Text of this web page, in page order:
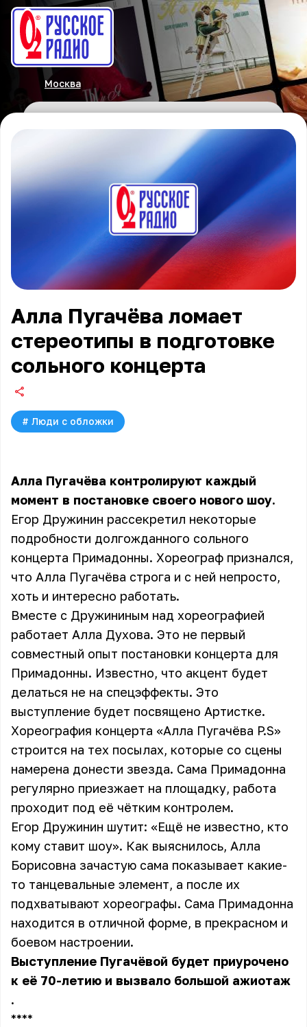
Москва
Алла Пугачёва ломает
стереотипы в подготовке
сольного концерта
# Люди с обложки
Алла Пугачёва контролируют каждый
момент в постановке своего нового шоу.
Егор Дружинин рассекретил некоторые
подробности долгожданного сольного
концерта Примадонны. Хореограф признался,
что Алла Пугачёва строга и с ней непросто,
хоть и интересно работать.
Вместе с Дружининым над хореографией
работает Алла Духова. Это не первый
совместный опыт постановки концерта для
Примадонны. Известно, что акцент будет
делаться не на спецэффекты. Это
выступление будет посвящено Артистке.
Хореография концерта «Алла Пугачёва P.S»
строится на тех посылах, которые со сцены
намерена донести звезда. Сама Примадонна
регулярно приезжает на площадку, работа
проходит под её чётким контролем.
Егор Дружинин шутит: «Ещё не известно, кто
кому ставит шоу». Как выяснилось, Алла
Борисовна зачастую сама показывает какие-
то танцевальные элемент, а после их
подхватывают хореографы. Сама Примадонна
находится в отличной форме, в прекрасном и
боевом настроении.
Выступление Пугачёвой будет приурочено
к её 70-летию и вызвало большой ажиотаж
.
** **